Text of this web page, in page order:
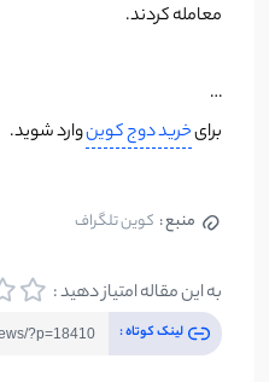
معامله کردند.
…
برایخرید دوج کوینوارد شوید.
منبع : کوین تلگراف
به این مقاله امتیاز دهید :
لینک کوتاه :